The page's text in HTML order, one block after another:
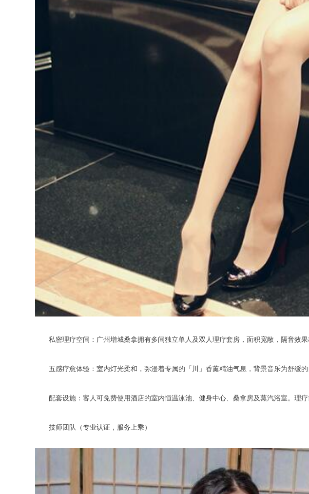
私密理疗空间：广州增城桑拿拥有多间独立单人及双人理疗套房，面积宽敞，隔音效果
五感疗愈体验：室内灯光柔和，弥漫着专属的「川」香薰精油气息，背景音乐为舒缓的
配套设施：客人可免费使用酒店的室内恒温泳池、健身中心、桑拿房及蒸汽浴室。理疗
技师团队（专业认证，服务上乘）